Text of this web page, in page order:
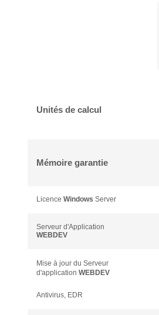
Unités de calcul
Mémoire garantie
Licence Windows Server
Serveur d'Application
WEBDEV
Mise à jour du Serveur
d'application WEBDEV
Antivirus, EDR